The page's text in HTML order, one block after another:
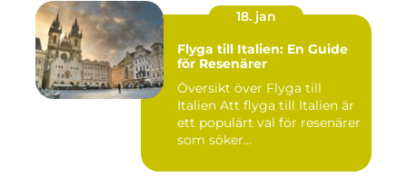
18. jan
Flyga till Italien: En Guide
för Resenärer
Översikt över Flyga till
Italien Att flyga till Italien är
ett populärt val för resenärer
som söker...